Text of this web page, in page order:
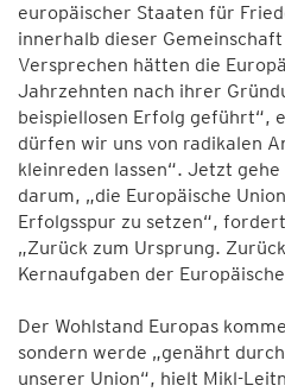
europäischer Staaten für
innerhalb dieser
Versprechen hätten die
Jahrzehnten nach ihrer
beispiellosen Erfolg geführt“,
dürfen wir uns von radikalen
kleinreden lassen“. Jetzt
darum, „die Europäische
Erfolgsspur zu setzen“,
„Zurück zum Ursprung.
Kernaufgaben der
Der Wohlstand Europas
sondern werde „genährt
unserer Union“, hielt Mikl-